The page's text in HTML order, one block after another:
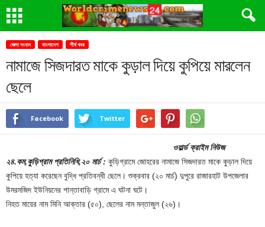
জেলা সংবাদ বাংলাদেশ শীর্ষ খবর
নামাজে সিজদারত মাকে কুড়াল দিয়ে কুপিয়ে মারলেন
ছেলে
Facebook Twitter
ওয়ার্ল্ড ক্রাইম নিউজ
২৪.কম,কুড়িগ্রাম প্রতিনিধি,২০ মার্চ : কুড়িগ্রামে জোহরের নামাজে সিজদারত মাকে কুড়াল দিয়ে
কুপিয়ে হত্যা করেছেন বুদ্ধি প্রতিবন্ধী ছেলে। শুক্রবার (২০ মার্চ) দুপুরে রাজারহাট উপজেলার
উমরমজিদ ইউনিয়নের পান্তাবাড়ি গ্রামে এ ঘটনা ঘটে।
নিহত মায়ের নাম মিনি আক্তার (৫০), ছেলের নাম মন্তাজুল (২৬)।